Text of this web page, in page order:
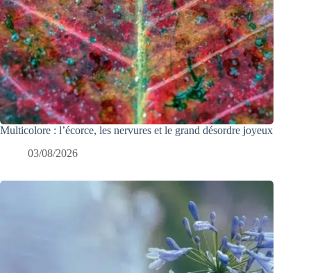
Multicolore : l’écorce, les nervures et le grand désordre joyeux
03/08/2026